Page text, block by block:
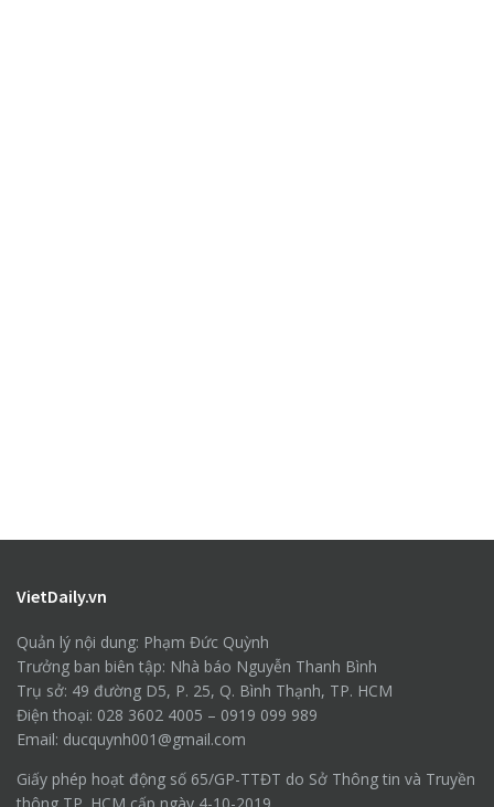
VietDaily.vn
Quản lý nội dung: Phạm Đức Quỳnh
Trưởng ban biên tập: Nhà báo Nguyễn Thanh Bình
Trụ sở: 49 đường D5, P. 25, Q. Bình Thạnh, TP. HCM
Điện thoại: 028 3602 4005 – 0919 099 989
Email: ducquynh001@gmail.com
Giấy phép hoạt động số 65/GP-TTĐT do Sở Thông tin và Truyền